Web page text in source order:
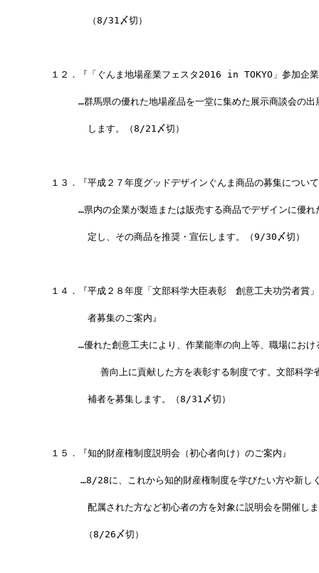
（8/31〆切）
１２．『「ぐんま地場産業フェスタ2016 in TOKYO」参加企業
…群馬県の優れた地場産品を一堂に集めた展示商談会の出
します。（8/21〆切）
１３．『平成２７年度グッドデザインぐんま商品の募集につい
…県内の企業が製造または販売する商品でデザインに優れ
定し、その商品を推奨・宣伝します。（9/30〆切）
１４．『平成２８年度「文部科学大臣表彰　創意工夫功労者賞
者募集のご案内』
…優れた創意工夫により、作業能率の向上等、職場におけ
善向上に貢献した方を表彰する制度です。文部科学
補者を募集します。（8/31〆切）
１５．『知的財産権制度説明会（初心者向け）のご案内』
…8/28に、これから知的財産権制度を学びたい方や新しく
配属された方など初心者の方を対象に説明会を開催しま
（8/26〆切）